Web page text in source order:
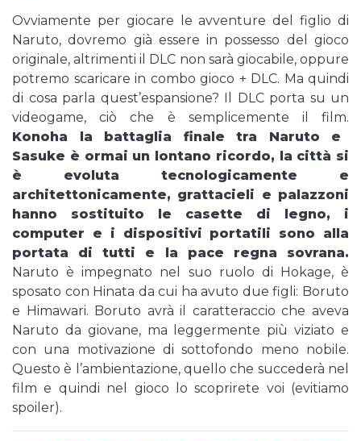
Ovviamente per giocare le avventure del figlio di
Naruto, dovremo già essere in possesso del gioco
originale, altrimenti il DLC non sarà giocabile, oppure
potremo scaricare in combo gioco + DLC. Ma quindi
di cosa parla quest’espansione? Il DLC porta su un
videogame, ciò che è semplicemente il film.
Konoha la battaglia finale tra Naruto e
Sasuke è ormai un lontano ricordo, la città si
è evoluta tecnologicamente e
architettonicamente, grattacieli e palazzoni
hanno sostituito le casette di legno, i
computer e i dispositivi portatili sono alla
portata di tutti e la pace regna sovrana.
Naruto è impegnato nel suo ruolo di Hokage, è
sposato con Hinata da cui ha avuto due figli: Boruto
e Himawari. Boruto avrà il caratteraccio che aveva
Naruto da giovane, ma leggermente più viziato e
con una motivazione di sottofondo meno nobile.
Questo è l’ambientazione, quello che succederà nel
film e quindi nel gioco lo scoprirete voi (evitiamo
spoiler).